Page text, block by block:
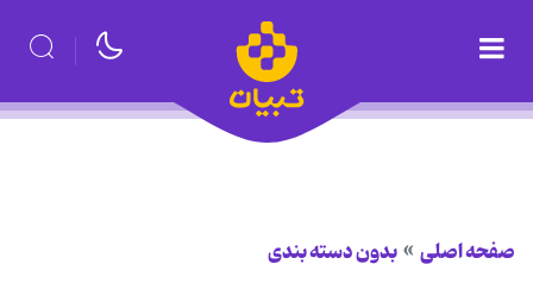
صفحه اصلی بدون دسته بندی